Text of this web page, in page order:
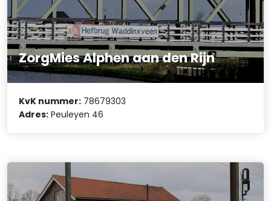
ZorgMies Alphen aan den Rijn
KvK nummer: 78679303
Adres: Peuleyen 46